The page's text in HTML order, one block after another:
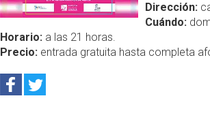
Dirección:
Cuándo:
Horario: a las 21 horas.
Precio: entrada gratuita hasta completa